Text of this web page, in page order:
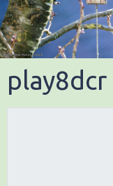
play8dcr